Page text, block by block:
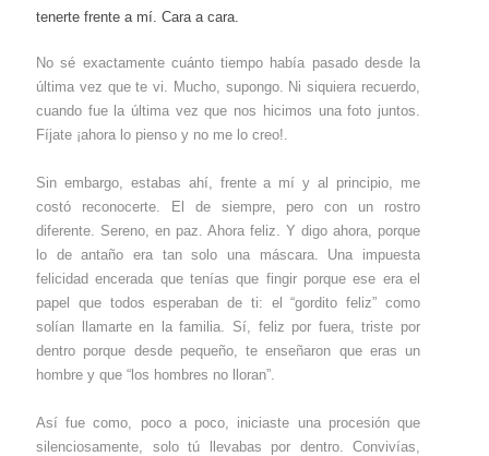
tenerte frente a mí. Cara a cara.
No sé exactamente cuánto tiempo había pasado desde la
última vez que te vi. Mucho, supongo. Ni siquiera recuerdo,
cuando fue la última vez que nos hicimos una foto juntos.
Fíjate ¡ahora lo pienso y no me lo creo!.
Sin embargo, estabas ahí, frente a mí y al principio, me
costó reconocerte. El de siempre, pero con un rostro
diferente. Sereno, en paz. Ahora feliz. Y digo ahora, porque
lo de antaño era tan solo una máscara. Una impuesta
felicidad encerada que tenías que fingir porque ese era el
papel que todos esperaban de ti: el “gordito feliz” como
solían llamarte en la familia. Sí, feliz por fuera, triste por
dentro porque desde pequeño, te enseñaron que eras un
hombre y que “los hombres no lloran”.
Así fue como, poco a poco, iniciaste una procesión que
silenciosamente, solo tú llevabas por dentro. Convivías,